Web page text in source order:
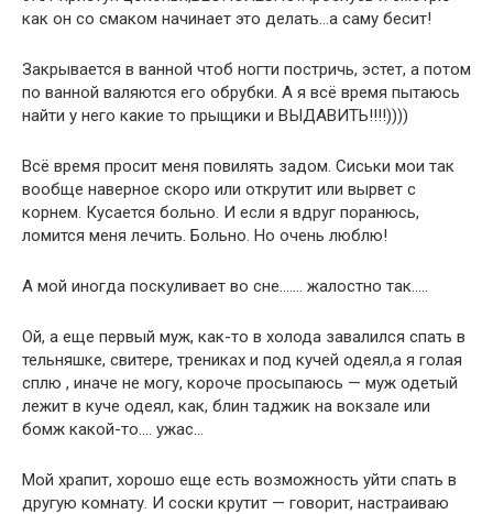
как он со смаком начинает это делать…а саму бесит!
Закрывается в ванной чтоб ногти постричь, эстет, а потом
по ванной валяются его обрубки. А я всё время пытаюсь
найти у него какие то прыщики и ВЫДАВИТЬ!!!!))))
Всё время просит меня повилять задом. Сиськи мои так
вообще наверное скоро или открутит или вырвет с
корнем. Кусается больно. И если я вдруг поранюсь,
ломится меня лечить. Больно. Но очень люблю!
А мой иногда поскуливает во сне……. жалостно так…..
Ой, а еще первый муж, как-то в холода завалился спать в
тельняшке, свитере, трениках и под кучей одеял,а я голая
сплю , иначе не могу, короче просыпаюсь — муж одетый
лежит в куче одеял, как, блин таджик на вокзале или
бомж какой-то…. ужас…
Мой храпит, хорошо еще есть возможность уйти спать в
другую комнату. И соски крутит — говорит, настраиваю